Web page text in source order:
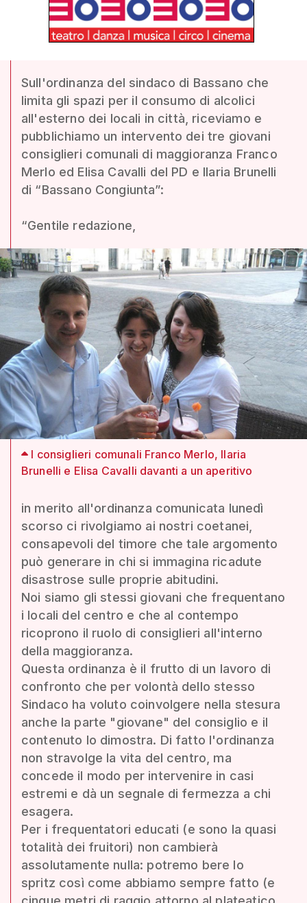
Sull'ordinanza del sindaco di Bassano che
limita gli spazi per il consumo di alcolici
all'esterno dei locali in città, riceviamo e
pubblichiamo un intervento dei tre giovani
consiglieri comunali di maggioranza Franco
Merlo ed Elisa Cavalli del PD e Ilaria Brunelli
di “Bassano Congiunta”:
“Gentile redazione,
I consiglieri comunali Franco Merlo, Ilaria
Brunelli e Elisa Cavalli davanti a un aperitivo
in merito all'ordinanza comunicata lunedì
scorso ci rivolgiamo ai nostri coetanei,
consapevoli del timore che tale argomento
può generare in chi si immagina ricadute
disastrose sulle proprie abitudini.
Noi siamo gli stessi giovani che frequentano
i locali del centro e che al contempo
ricoprono il ruolo di consiglieri all'interno
della maggioranza.
Questa ordinanza è il frutto di un lavoro di
confronto che per volontà dello stesso
Sindaco ha voluto coinvolgere nella stesura
anche la parte "giovane" del consiglio e il
contenuto lo dimostra. Di fatto l'ordinanza
non stravolge la vita del centro, ma
concede il modo per intervenire in casi
estremi e dà un segnale di fermezza a chi
esagera.
Per i frequentatori educati (e sono la quasi
totalità dei fruitori) non cambierà
assolutamente nulla: potremo bere lo
spritz così come abbiamo sempre fatto (e